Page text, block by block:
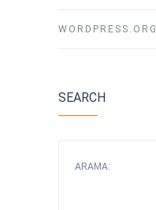
WORDPRESS.ORG
SEARCH
ARAMA: